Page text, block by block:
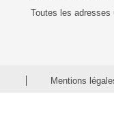
Toutes les adresses
Mentions